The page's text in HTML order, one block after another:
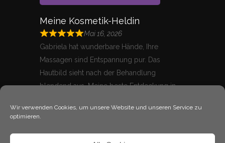
Wir verwenden Cookies, um unsere Website und unseren Service zu
optimieren.
Meine Kosmetik-Heldin
Mai 16, 2026
Gabriela hat wunderbare Hände, Ihre
Massagen sind Entspannung pur. Das
Hautbild sieht nach der Behandlung
blendend aus. Meine beste Entdeckung in
Hanife